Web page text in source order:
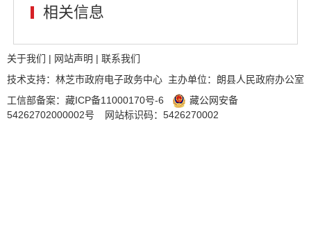
相关信息
关于我们 | 网站声明 | 联系我们
技术支持：林芝市政府电子政务中心 主办单位：朗县人民政府办公室
工信部备案： 藏ICP备11000170号-6
藏公网安备
54262702000002号
网站标识码：5426270002